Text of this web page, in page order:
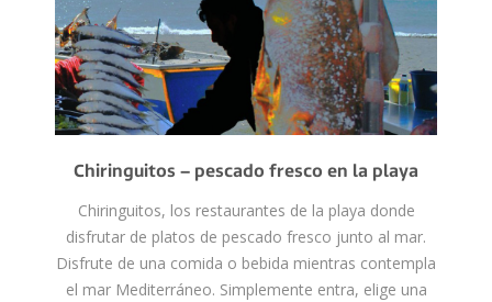
Chiringuitos – pescado fresco en la playa
Chiringuitos, los restaurantes de la playa donde
disfrutar de platos de pescado fresco junto al mar.
Disfrute de una comida o bebida mientras contempla
el mar Mediterráneo. Simplemente entra, elige una